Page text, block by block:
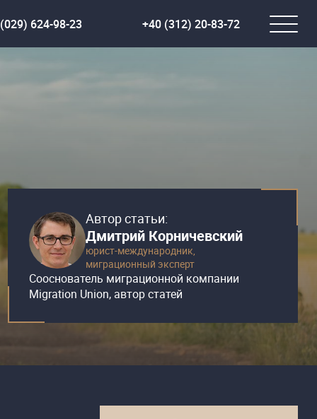
624-98-23 +40 (312) 20-83-72
Автор статьи:
Дмитрий Корничевский
юрист-международник,
миграционный эксперт
Сооснователь миграционной компании
Migration Union, автор статей